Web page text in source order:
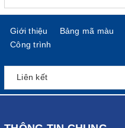
Giới thiệu Bảng mã màu
Công trình